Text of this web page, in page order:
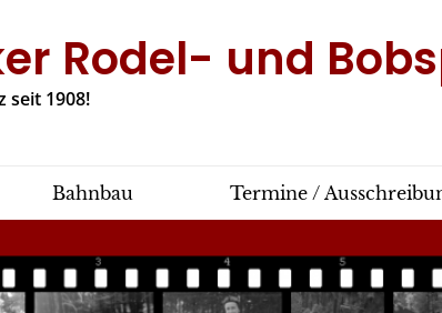
Rodel- und
seit 1908!
Bahnbau Termine /